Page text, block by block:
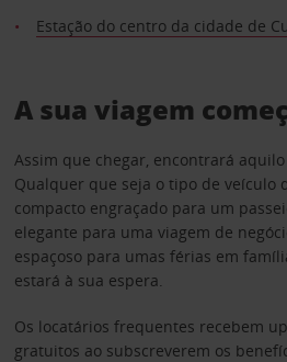
Estação do centro da cidade de
A sua viagem
Assim que chegar, encontrará
Qualquer que seja o tipo de veículo
compacto engraçado para um
elegante para uma viagem de
espaçoso para umas férias em
estará à sua espera.
Os locatários frequentes recebem
gratuitos ao subscreverem os